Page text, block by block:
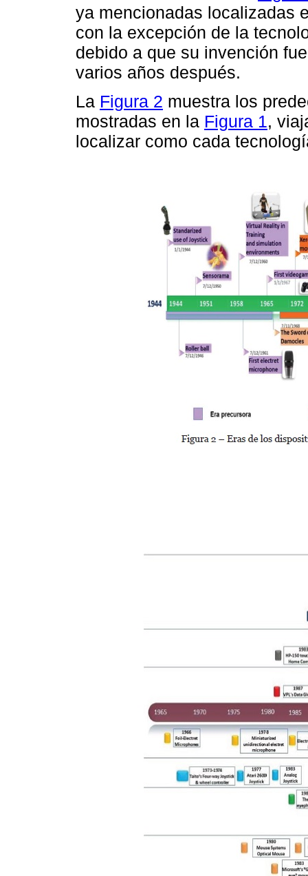
ya mencionadas localizadas
con la excepción de la
debido a que su invención
varios años después.
La Figura 2 muestra los
mostradas en la Figura 1,
localizar como cada